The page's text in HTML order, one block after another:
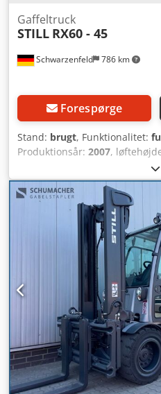
Schwarzenfeld 786 km
Gaffeltruck
STILL RX60 - 45
Forespørge
Stand: brugt, Funktionalitet:
Produktionsår: 2007,
, Gaffeltruck Still
Driftstimer: 12348 Batteri
PzS 930 Løftehøjde: 4 m
med varme Cedpszndqtjfx
bagdæk Med sideskifter Med